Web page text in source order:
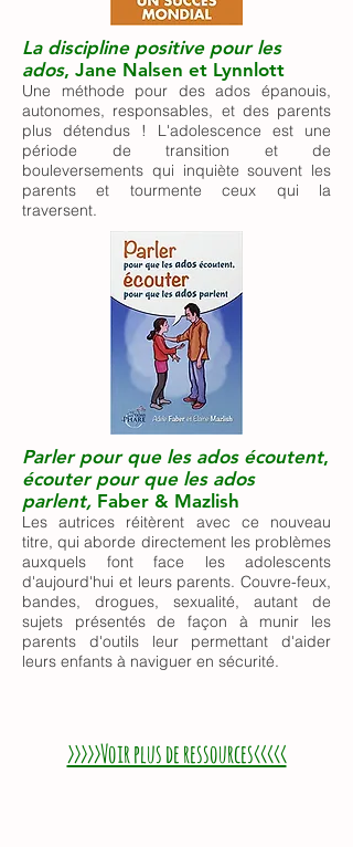
La discipline positive pour les
ados, Jane Nalsen et Lynnlott
Une méthode pour des ados épanouis,
autonomes, responsables, et des parents
plus détendus ! L'adolescence est une
période de transition et de
bouleversements qui inquiète souvent les
parents et tourmente ceux qui la
traversent.
Parler pour que les ados écoutent,
écouter pour que les ados
parlent, Faber & Mazlish
Les autrices réitèrent avec ce nouveau
titre, qui aborde directement les problèmes
auxquels font face les adolescents
d'aujourd'hui et leurs parents. Couvre-feux,
bandes, drogues, sexualité, autant de
sujets présentés de façon à munir les
parents d'outils leur permettant d'aider
leurs enfants à naviguer en sécurité.
>>>>>Voir plus de ressources<<<<<